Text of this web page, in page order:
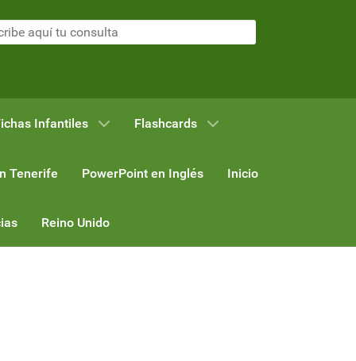
Infantiles Flashcards
Tenerife PowerPoint en Inglés Inicio
Reino Unido